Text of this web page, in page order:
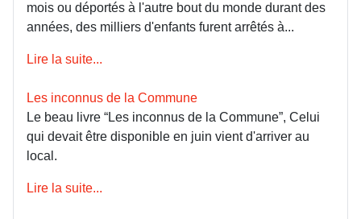
mois ou déportés à l'autre bout du monde durant des
années, des milliers d'enfants furent arrêtés à...
Lire la suite...
Les inconnus de la Commune
Le beau livre “Les inconnus de la Commune”, Celui
qui devait être disponible en juin vient d'arriver au
local.
Lire la suite...